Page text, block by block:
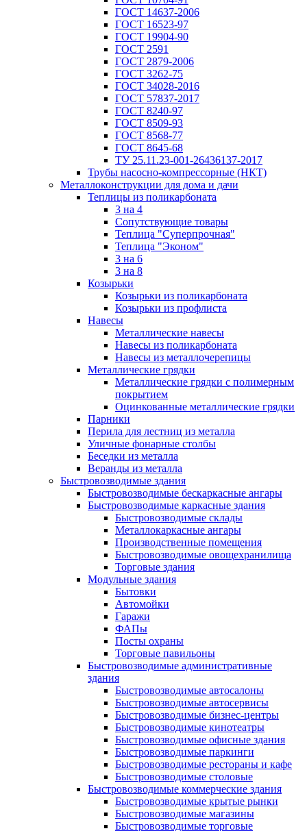
ГОСТ 14637-2006
ГОСТ 16523-97
ГОСТ 19904-90
ГОСТ 2591
ГОСТ 2879-2006
ГОСТ 3262-75
ГОСТ 34028-2016
ГОСТ 57837-2017
ГОСТ 8240-97
ГОСТ 8509-93
ГОСТ 8568-77
ГОСТ 8645-68
ТУ 25.11.23-001-26436137-2017
Трубы насосно-компрессорные (НКТ)
Металлоконструкции для дома и дачи
Теплицы из поликарбоната
3 на 4
Сопутствующие товары
Теплица "Суперпрочная"
Теплица "Эконом"
3 на 6
3 на 8
Козырьки
Козырьки из поликарбоната
Козырьки из профлиста
Навесы
Металлические навесы
Навесы из поликарбоната
Навесы из металлочерепицы
Металлические грядки
Металлические грядки с полимерным
покрытием
Оцинкованные металлические грядки
Парники
Перила для лестниц из металла
Уличные фонарные столбы
Беседки из металла
Веранды из металла
Быстровозводимые здания
Быстровозводимые бескаркасные ангары
Быстровозводимые каркасные здания
Быстровозводимые склады
Металлокаркасные ангары
Производственные помещения
Быстровозводимые овощехранилища
Торговые здания
Модульные здания
Бытовки
Автомойки
Гаражи
ФАПы
Посты охраны
Торговые павильоны
Быстровозводимые административные
здания
Быстровозводимые автосалоны
Быстровозводимые автосервисы
Быстровозводимые бизнес-центры
Быстровозводимые кинотеатры
Быстровозводимые офисные здания
Быстровозводимые паркинги
Быстровозводимые рестораны и кафе
Быстровозводимые столовые
Быстровозводимые коммерческие здания
Быстровозводимые крытые рынки
Быстровозводимые магазины
Быстровозводимые торговые